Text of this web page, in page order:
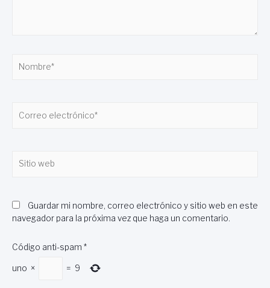
electrónico*
web
Guardar mi nombre, correo electrónico y sitio web en este
navegador para la próxima vez que haga un comentario.
Código anti-spam *
uno × = 9